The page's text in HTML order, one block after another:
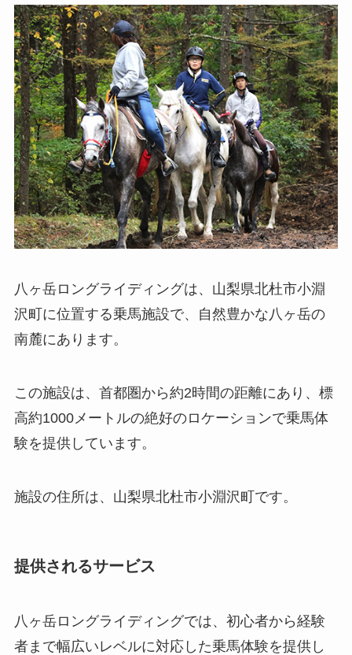
八ヶ岳ロングライディングは、山梨県北杜市小淵
沢町に位置する乗馬施設で、自然豊かな八ヶ岳の
南麓にあります。
この施設は、首都圏から約2時間の距離にあり、標
高約1000メートルの絶好のロケーションで乗馬体
験を提供しています。
施設の住所は、山梨県北杜市小淵沢町です。
提供されるサービス
八ヶ岳ロングライディングでは、初心者から経験
者まで幅広いレベルに対応した乗馬体験を提供し